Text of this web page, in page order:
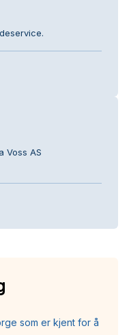
Voss AS
som er kjent for å